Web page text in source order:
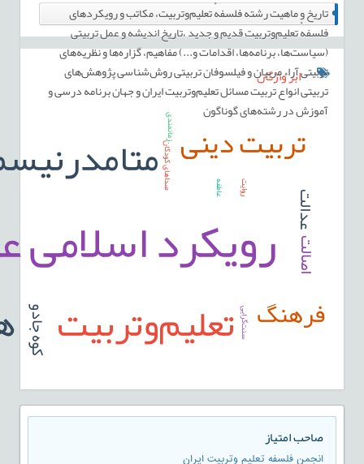
تاریخ و ماهیت رشته فلسفهٔ ‌تعلیم‌وتربیت، مکاتب و رویکردهای
فلسفهٔ ‌تعلیم‌وتربیت قدیم و جدید ،تاریخ اندیشه و عمل تربیتی
(سیاست‌ها، برنامه‌ها، اقدامات و...) مفاهیم، گزاره‌ها و نظریه‌های
تربیتی آراء مربیان و فیلسوفان تربیتی روش‌شناسی پژوهش‌های
تربیتی انواع تربیت مسائل تعلیم‌وتربیت ایران و جهان برنامه درسی و
آموزش در رشته‌های گوناگون
92
ابر واژگان
رویکرد اسلامی
تعلیم‌وتربیت
تربیت دینی
فرهنگ کوه جادو
اصالت
عدالت
صداهای کودکان عاطفه
سنت‌گرایی
زمانمندی
روایت
صاحب امتیاز
انجمن فلسفه تعلیم وتربیت ایران